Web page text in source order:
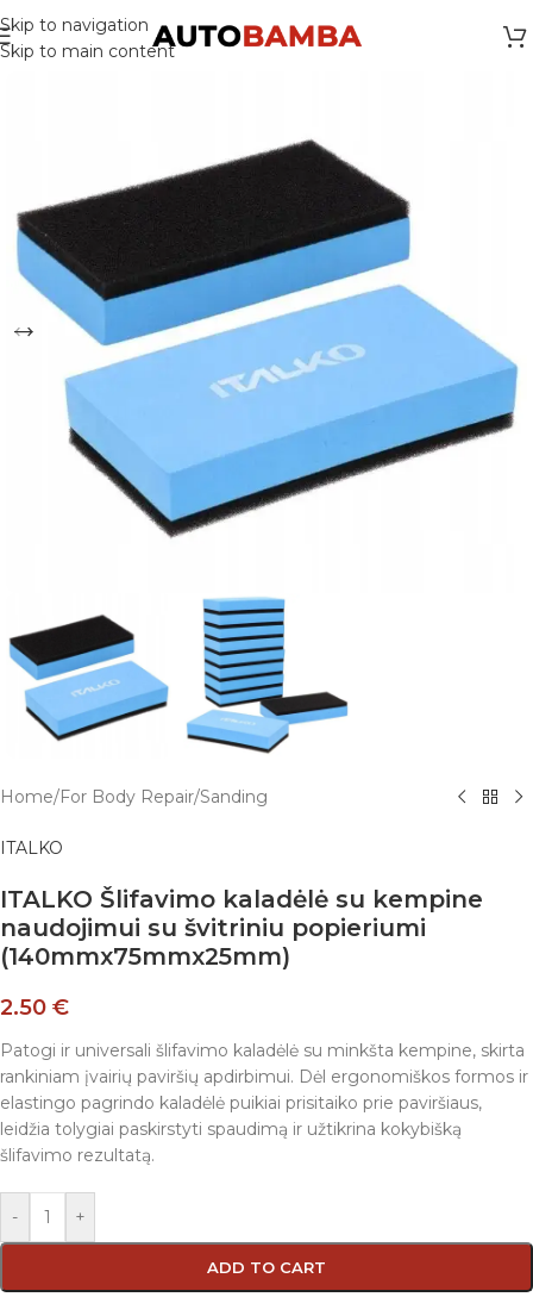
Skip to navigation
Skip to main content
Home/For Body Repair/Sanding
ITALKO
ITALKO Šlifavimo kaladėlė su kempine
naudojimui su švitriniu popieriumi
(140mmx75mmx25mm)
2.50 €
Patogi ir universali šlifavimo kaladėlė su minkšta kempine, skirta
rankiniam įvairių paviršių apdirbimui. Dėl ergonomiškos formos ir
elastingo pagrindo kaladėlė puikiai prisitaiko prie paviršiaus,
leidžia tolygiai paskirstyti spaudimą ir užtikrina kokybišką
šlifavimo rezultatą.
- +
ADD TO CART